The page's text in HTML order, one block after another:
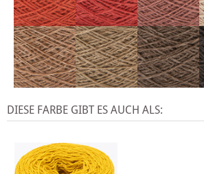
DIESE FARBE GIBT ES AUCH ALS: